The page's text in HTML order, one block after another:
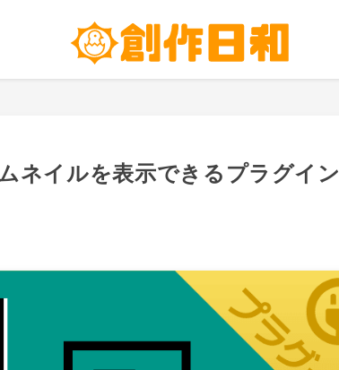
ネイルを表示できるプラグイン